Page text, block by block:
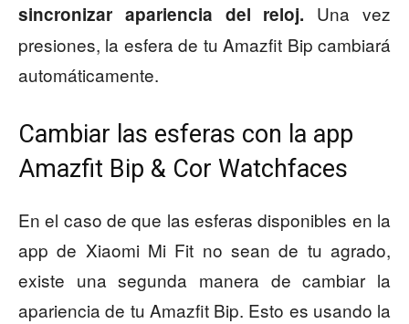
sincronizar apariencia del reloj. Una vez
presiones, la esfera de tu Amazfit Bip cambiará
automáticamente.
Cambiar las esferas con la app
Amazfit Bip & Cor Watchfaces
En el caso de que las esferas disponibles en la
app de Xiaomi Mi Fit no sean de tu agrado,
existe una segunda manera de cambiar la
apariencia de tu Amazfit Bip. Esto es usando la